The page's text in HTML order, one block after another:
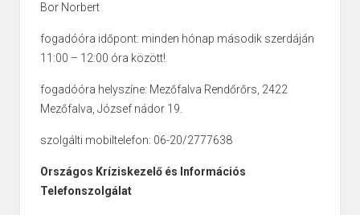
Bor Norbert
fogadóóra időpont: minden hónap második szerdáján
11:00 – 12:00 óra között!
fogadóóra helyszíne: Mezőfalva Rendőrőrs, 2422
Mezőfalva, József nádor 19.
szolgálti mobiltelefon: 06-20/2777638
Országos Kríziskezelő és Információs
Telefonszolgálat